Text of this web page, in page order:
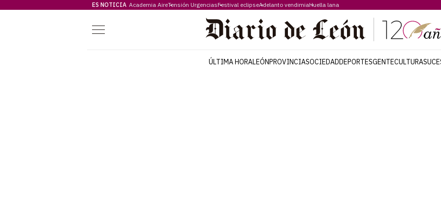
ES NOTICIA Academia AireTensión UrgenciasFestival eclipseAdelanto vendimiaHuella lana
Menú
ÚLTIMA HORALEÓNPROVINCIASOCIEDADDEPORTESGENTECULTURA